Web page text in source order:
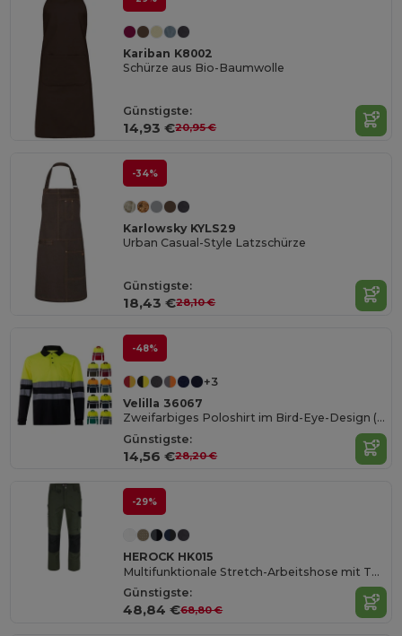
Kariban K8002
Schürze aus Bio-Baumwolle
Günstigste:
14,93 €20,95 €
-34%
Karlowsky KYLS29
Urban Casual-Style Latzschürze
Günstigste:
18,43 €28,10 €
-48%
+3
Velilla 36067
Zweifarbiges Poloshirt im Bird-Eye-Design (160g/m²) mit langen Ärmeln, aus Polyester (100%)
Günstigste:
14,56 €28,20 €
-29%
HEROCK HK015
Multifunktionale Stretch-Arbeitshose mit Taschen
Günstigste:
48,84 €68,80 €